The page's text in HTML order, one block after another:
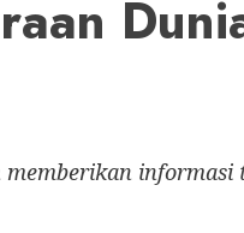
memberikan